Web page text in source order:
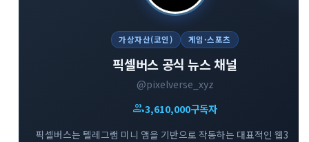
가상자산(코인) 게임·스포츠
픽셀버스 공식 뉴스 채널
@pixelverse_xyz
group3,610,000구독자
픽셀버스는 텔레그램 미니 앱을 기반으로 작동하는 대표적인 웹3